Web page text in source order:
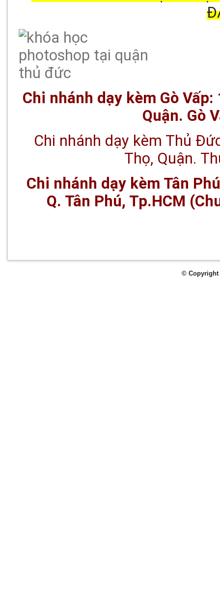
Chi nhánh dạy kèm Gò
Quận. Gò
Chi nhánh dạy kèm Thủ
Thọ, Quận.
Chi nhánh dạy kèm Tân
Q. Tân Phú, Tp.HCM
© Copyright